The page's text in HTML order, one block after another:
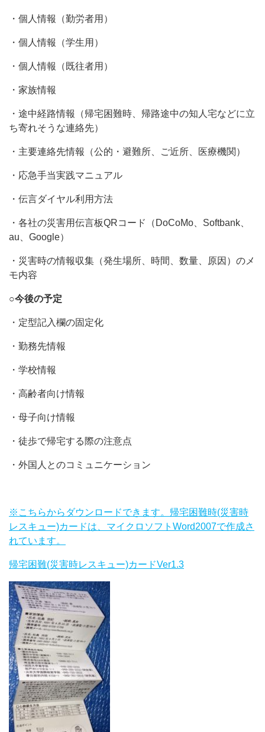
・個人情報（勤労者用）
・個人情報（学生用）
・個人情報（既往者用）
・家族情報
・途中経路情報（帰宅困難時、帰路途中の知人宅などに立
ち寄れそうな連絡先）
・主要連絡先情報（公的・避難所、ご近所、医療機関）
・応急手当実践マニュアル
・伝言ダイヤル利用方法
・各社の災害用伝言板QRコード（DoCoMo、Softbank、
au、Google）
・災害時の情報収集（発生場所、時間、数量、原因）のメ
モ内容
○今後の予定
・定型記入欄の固定化
・勤務先情報
・学校情報
・高齢者向け情報
・母子向け情報
・徒歩で帰宅する際の注意点
・外国人とのコミュニケーション
※こちらからダウンロードできます。帰宅困難時(災害時
レスキュー)カードは、マイクロソフトWord2007で作成さ
れています。
帰宅困難(災害時レスキュー)カードVer1.3